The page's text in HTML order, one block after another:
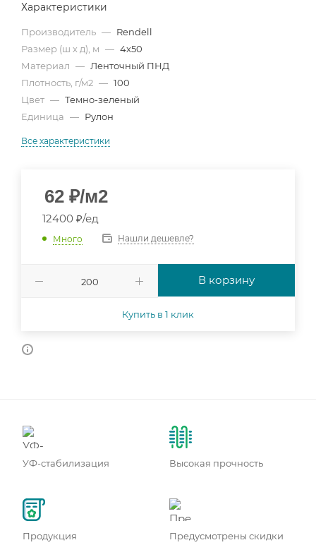
Характеристики
Производитель — Rendell
Размер (ш х д), м — 4х50
Материал — Ленточный ПНД
Плотность, г/м2 — 100
Цвет — Темно-зеленый
Единица — Рулон
Все характеристики
62 ₽/м2
12400 ₽/ед
Много Нашли дешевле?
В корзину
Купить в 1 клик
УФ-стабилизация Высокая прочность
Продукция
Предусмотрены скидки